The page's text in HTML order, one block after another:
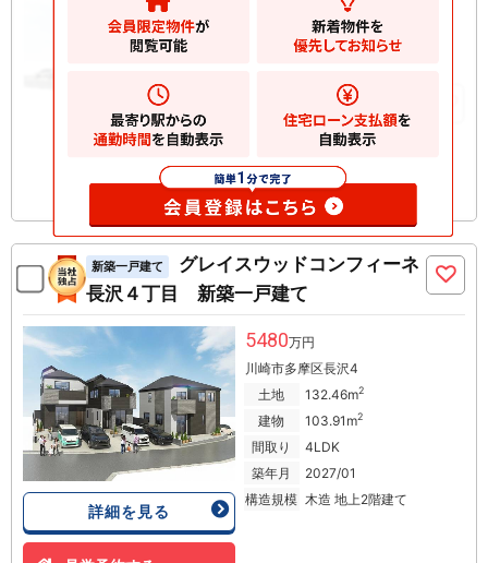
川崎市多摩区長沢
125.48m2
お気に入りに追加
新築一戸建て
グレイスウッドコンフィーネ
長沢４丁目 新築一戸建て
詳細を見る
5480万円
川崎市多摩区長沢4
土地
132.46m2
建物 103.91m2
間取り
4LDK
築年月
2027/01
構造規模 木造 地上2階建て